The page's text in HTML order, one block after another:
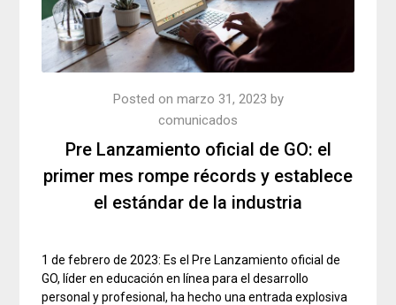
Pre Lanzamiento oficial de GO: el
primer mes rompe récords y establece
el estándar de la industria
Posted on marzo 31, 2023 by
comunicados
1 de febrero de 2023: Es el Pre Lanzamiento oficial de
GO, líder en educación en línea para el desarrollo
personal y profesional, ha hecho una entrada explosiva